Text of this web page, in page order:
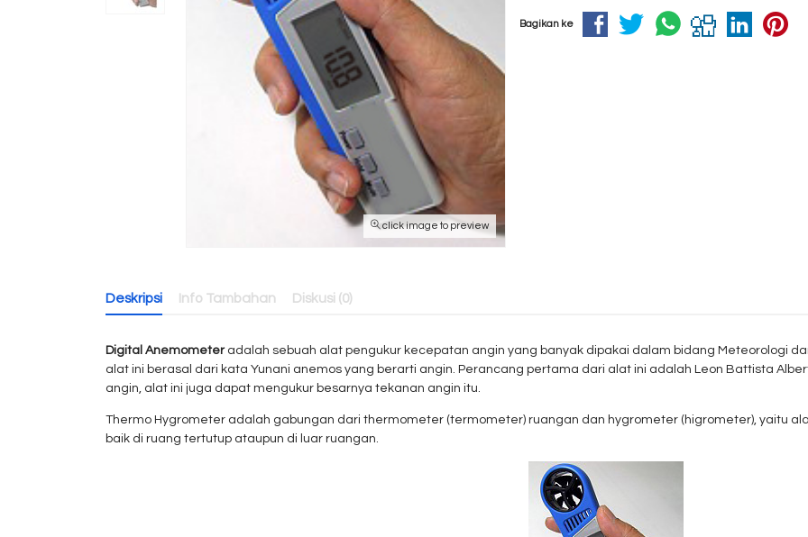
click image to preview
Bagikan ke
Deskripsi Info Tambahan Diskusi (0)
Digital Anemometeradalah sebuah alat pengukur kecepatan angin yang banyak dipakai dalam bidang Meteorologi
alat ini berasal dari kata Yunani anemos yang berarti angin. Perancang pertama dari alat ini adalah Leon Battista
angin, alat ini juga dapat mengukur besarnya tekanan angin itu.
Thermo Hygrometer adalah gabungan dari thermometer (termometer) ruangan dan hygrometer (higrometer), yaitu
baik di ruang tertutup ataupun di luar ruangan.